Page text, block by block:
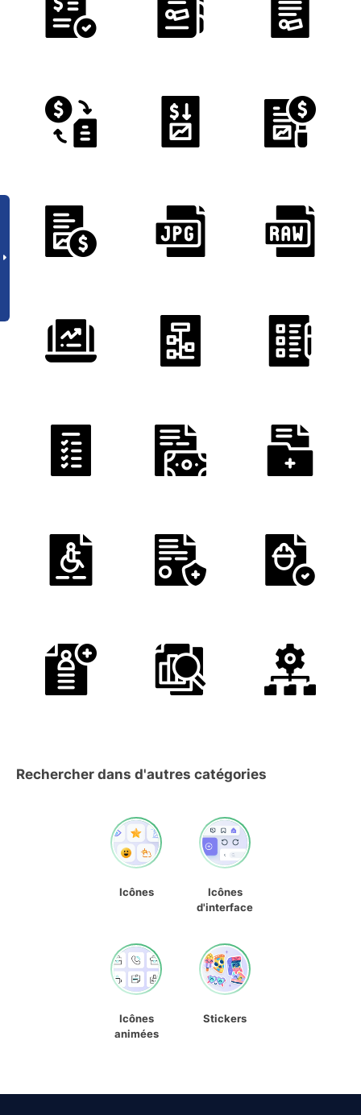
Rechercher dans d'autres catégories
Icônes
Icônes
d'interface
Icônes
animées
Stickers